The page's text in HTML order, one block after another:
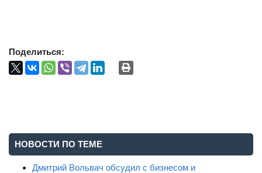
Поделиться:
НОВОСТИ ПО ТЕМЕ
Дмитрий Вольвач обсудил с бизнесом и